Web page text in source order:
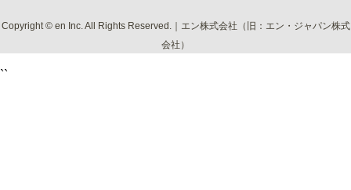
Copyright © en Inc. All Rights Reserved.｜エン株式会社（旧：エン・ジャパン株式
会社）
``